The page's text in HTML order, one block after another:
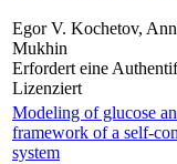
Egor V. Kochetov,
Mukhin
Erfordert eine
Lizenziert
Modeling of glucose
framework of a self-
system